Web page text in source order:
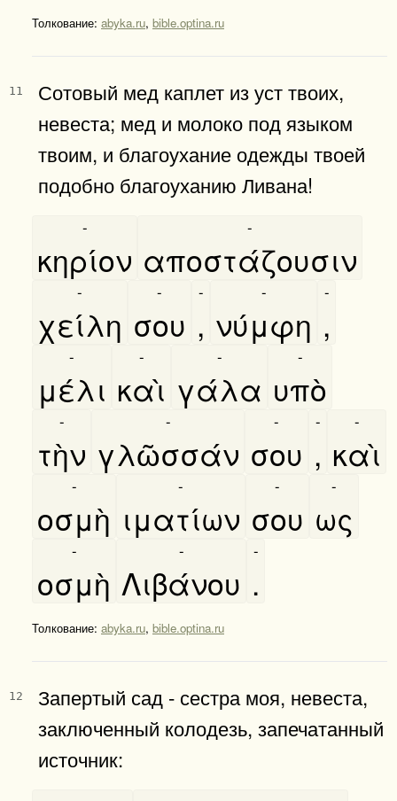
Толкование: abyka.ru, bible.optina.ru
11
Сотовый мед каплет из уст твоих,
невеста; мед и молоко под языком
твоим, и благоухание одежды твоей
подобно благоуханию Ливана!
κηρίον
-
αποστάζουσιν
-
χείλη
-
σου
-
,
-
νύμφη
-
,
-
μέλι
-
καὶ
-
γάλα
-
υπὸ
-
τὴν
-
γλῶσσάν
-
σου
-
,
-
καὶ
-
οσμὴ
-
ιματίων
-
σου
-
ως
-
οσμὴ
-
Λιβάνου
-
.
-
Толкование: abyka.ru, bible.optina.ru
12
Запертый сад - сестра моя, невеста,
заключенный колодезь, запечатанный
источник: